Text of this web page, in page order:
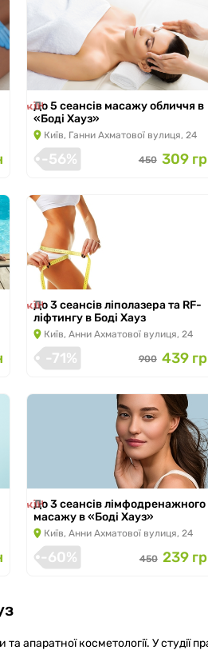
закінчилась
До 5 сеансів масажу обличчя в
«Боді Хауз»
Київ, Ганни Ахматової вулиця, 24
-56% 450 309
закінчилась
До 3 сеансів ліполазера та RF-
ліфтингу в Боді Хауз
Київ, Анни Ахматової вулиця, 24
-71% 900 439
закінчилась
До 3 сеансів лімфодренажного
масажу в «Боді Хауз»
Київ, Анни Ахматової вулиця, 24
-60% 450 239
та апаратної косметології. У